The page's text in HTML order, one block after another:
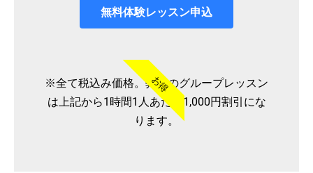
無料体験レッスン申込
お得
※全て税込み価格。弊社のグループレッスン
は上記から1時間1人あたり1,000円割引にな
ります。